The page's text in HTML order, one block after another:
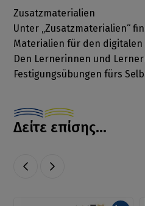
Zusatzmaterialien
Unter „Zusatzmaterialien“
Materialien für den
Den Lernerinnen und
Festigungsübungen fürs
Δείτε επίσης...